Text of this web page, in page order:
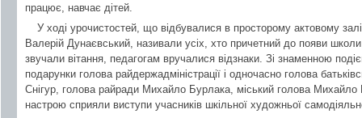
працює, навчає дітей.
У ході урочистостей, що відбувалися в просторому актовому
Валерій Дунаєвський, називали усіх, хто причетний до появи
звучали вітання, педагогам вручалися відзнаки. Зі знаменною
подарунки голова райдержадміністрації і одночасно голова
Снігур, голова райради Михайло Бурлака, міський голова Михайло
настрою сприяли виступи учасників шкільної художньої